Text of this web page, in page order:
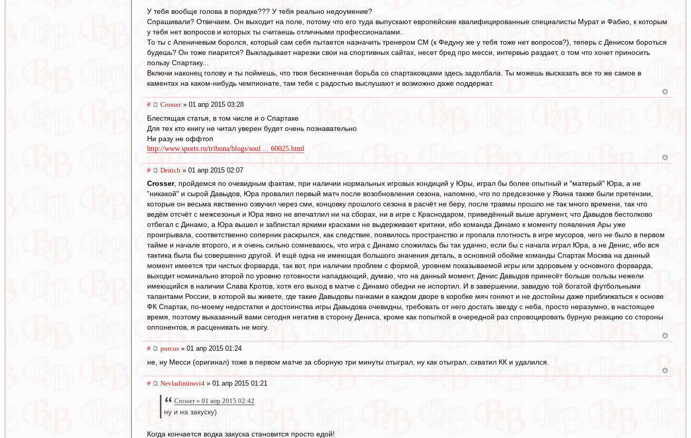
У тебя вообще голова в порядке??? У тебя реально недоумение?
Спрашивали? Отвечаем. Он выходит на поле, потому что его туда выпускают европейские квалифицированные специалисты Мурат и Фабио, к которым
у тебя нет вопросов и которых ты считаешь отличными профессионалами.
То ты с Аленичевым боролся, который сам себя пытается назначить тренером СМ (к Федуну же у тебя тоже нет вопросов?), теперь с Денисом бороться
будешь? Он тоже пиарится? Выкладывает нарезки свои на спортивных сайтах, несет бред про месси, интервью раздает, о том что хочет приносить
пользу Спартаку...
Включи наконец голову и ты поймешь, что твоя бесконечная борьба со спартаковцами здесь задолбала. Ты можешь высказать все то же самое в
каментах на каком-нибудь чемпионате, там тебя с радостью выслушают и возможно даже поддержат.
# Crosser» 01 апр 2015 03:28
Блестящая статья, в том числе и о Спартаке
Для тех кто книгу не читал уверен будет очень познавательно
Ни разу не оффтоп
http://www.sports.ru/tribuna/blogs/soul ... 60025.html
# Denich » 01 апр 2015 02:07
Crosser, пройдемся по очевидным фактам, при наличии нормальных игровых кондиций у Юры, играл бы более опытный и "матерый" Юра, а не
"никакой" и сырой Давыдов, Юра провалил первый матч после возобновления сезона, напомню, что по предсезонке у Якина также были претензии,
которые он весьма явственно озвучил через сми, концовку прошлого сезона в расчёт не беру, после травмы прошло не так много времени, так что
ведём отсчёт с межсезонья и Юра явно не впечатлил ни на сборах, ни в игре с Краснодаром, приведённый выше аргумент, что Давыдов бестолково
отбегал с Динамо, а Юра вышел и заблистал яркими красками не выдерживает критики, ибо команда Динамо к моменту появления Ары уже
проигрывала, соответственно соперник раскрылся, как следствие, появилось пространство и пропала плотность в игре мусоров, чего не было в первом
тайме и начале второго, и я очень сильно сомневаюсь, что игра с Динамо сложилась бы так удачно, если бы с начала играл Юра, а не Денис, ибо вся
тактика была бы совершенно другой. И ещё одна не имеющая большого значения деталь, в основной обойме команды Спартак Москва на данный
момент имеется три чистых форварда, так вот, при наличии проблем с формой, уровнем показываемой игры или здоровьем у основного форварда,
выходит номинально второй по уровню готовности нападающий, думаю, что на данный момент, Денис Давыдов принесёт больше пользы нежели
имеющийся в наличии Слава Кротов, хотя его выход в матче с Динамо обедни не испортил. И в завершении, завидую той богатой футбольными
талантами России, в которой вы живете, где такие Давыдовы пачками в каждом дворе в коробке мяч гоняют и не достойны даже приближаться к основе
ФК Спартак, по-моему недостатки и достоинства игры Давыдова очевидны, требовать от него достать звезду с неба, просто неразумно, в настоящее
время, поэтому выказанный вами сегодня негатив в сторону Дениса, кроме как попыткой в очередной раз спровоцировать бурную реакцию со стороны
оппонентов, я расценивать не могу.
# porcus » 01 апр 2015 01:24
не, ну Месси (оригинал) тоже в первом матче за сборную три минуты отыграл, ну как отыграл..схватил КК и удалился.
# Nevladimirovi4 » 01 апр 2015 01:21
Crosser » 01 апр 2015 02:42
ну и на закуску)
Когда кончается водка закуска становится просто едой!